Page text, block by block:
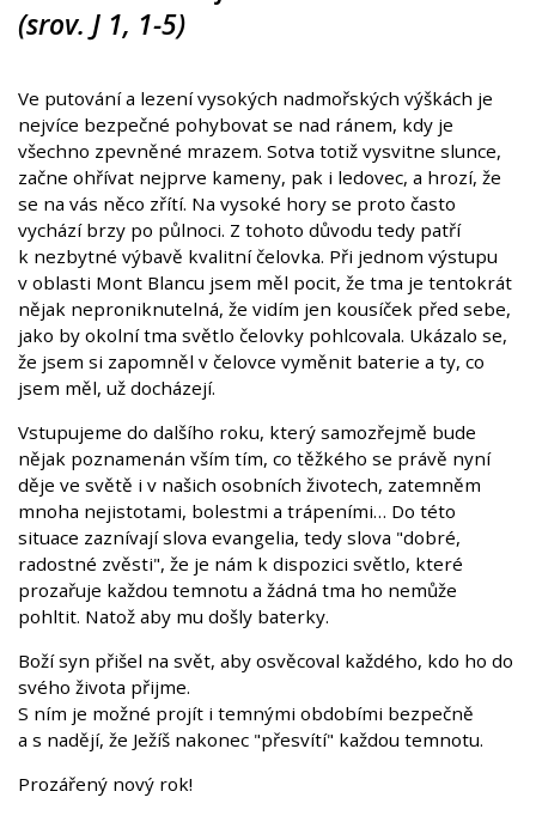
(srov. J 1, 1-5)
Ve putování a lezení vysokých nadmořských výškách je
nejvíce bezpečné pohybovat se nad ránem, kdy je
všechno zpevněné mrazem. Sotva totiž vysvitne slunce,
začne ohřívat nejprve kameny, pak i ledovec, a hrozí, že
se na vás něco zřítí. Na vysoké hory se proto často
vychází brzy po půlnoci. Z tohoto důvodu tedy patří
k nezbytné výbavě kvalitní čelovka. Při jednom výstupu
v oblasti Mont Blancu jsem měl pocit, že tma je tentokrát
nějak neproniknutelná, že vidím jen kousíček před sebe,
jako by okolní tma světlo čelovky pohlcovala. Ukázalo se,
že jsem si zapomněl v čelovce vyměnit baterie a ty, co
jsem měl, už docházejí.
Vstupujeme do dalšího roku, který samozřejmě bude
nějak poznamenán vším tím, co těžkého se právě nyní
děje ve světě i v našich osobních životech, zatemněm
mnoha nejistotami, bolestmi a trápeními… Do této
situace zaznívají slova evangelia, tedy slova "dobré,
radostné zvěsti", že je nám k dispozici světlo, které
prozařuje každou temnotu a žádná tma ho nemůže
pohltit. Natož aby mu došly baterky.
Boží syn přišel na svět, aby osvěcoval každého, kdo ho do
svého života přijme.
S ním je možné projít i temnými obdobími bezpečně
a s nadějí, že Ježíš nakonec "přesvítí" každou temnotu.
Prozářený nový rok!